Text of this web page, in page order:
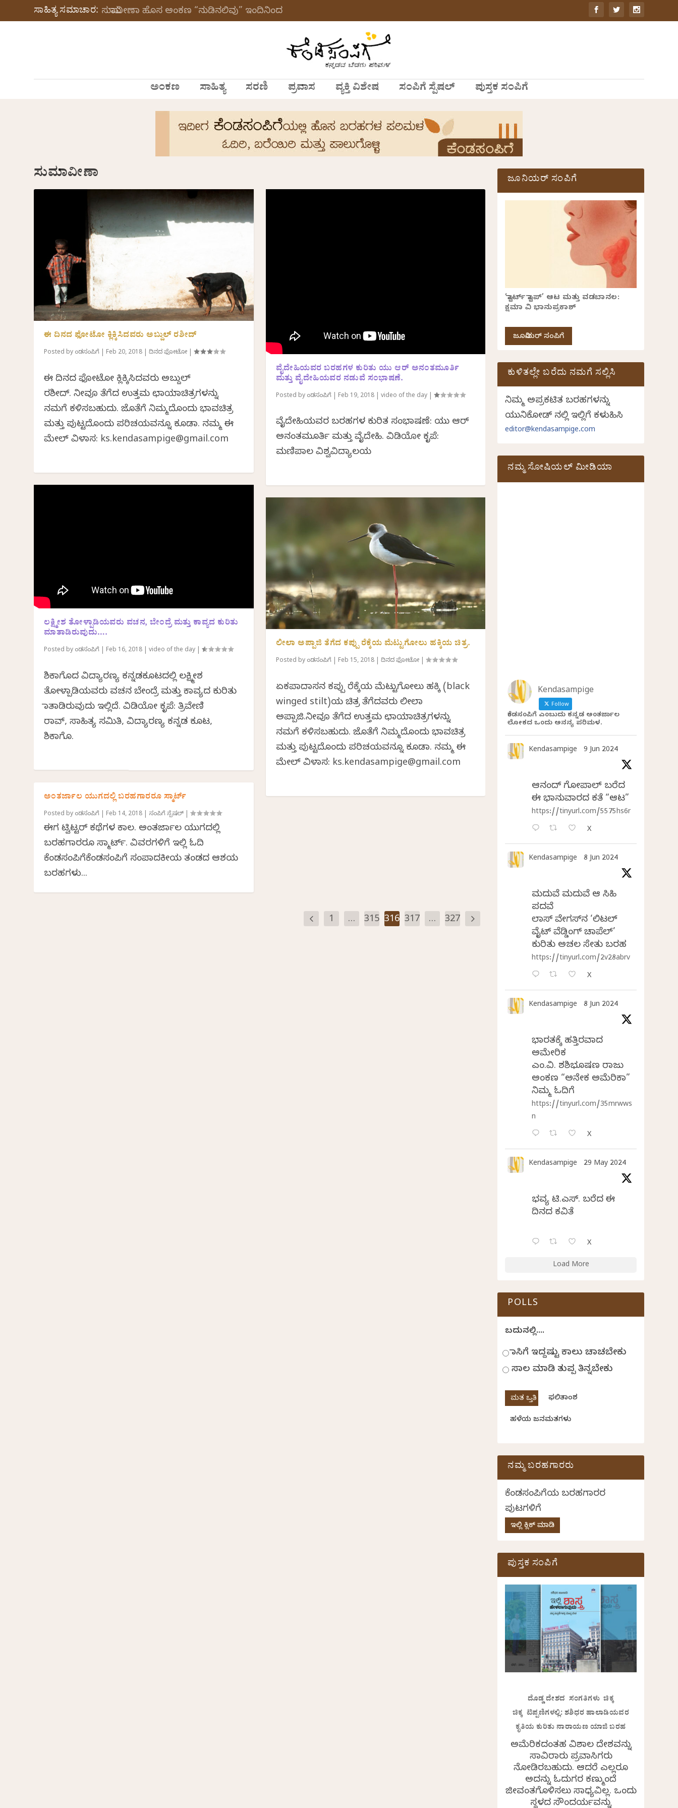
ಸಾಹಿತ್ಯ ಸಮಾಚಾರ: ಸುಮಾವೀಣಾ ಹೊಸ ಅಂಕಣ “ನುಡಿನಲಿವು” ಇಂದಿನಿಂದ
ಅಂಕಣ ಸಾಹಿತ್ಯ ಸರಣಿ ಪ್ರವಾಸ ವ್ಯಕ್ತಿ ವಿಶೇಷ ಸಂಪಿಗೆ ಸ್ಪೆಷಲ್ ಪುಸ್ತಕ ಸಂಪಿಗೆ
ಸುಮಾವೀಣಾ
ಈ ದಿನದ ಫೋಟೋ ಕ್ಲಿಕ್ಕಿಸಿದವರು ಅಬ್ದುಲ್ ರಶೀದ್
Posted by ಕೆಂಡಸಂಪಿಗೆ Feb 20, 2018 |ದಿನದ ಫೋಟೋ |
ಈ ದಿನದ ಫೋಟೋ ಕ್ಲಿಕ್ಕಿಸಿದವರು ಅಬ್ದುಲ್
ರಶೀದ್. ನೀವೂ ತೆಗೆದ ಉತ್ತಮ ಛಾಯಾಚಿತ್ರಗಳನ್ನು
ನಮಗೆ ಕಳಿಸಬಹುದು. ಜೊತೆಗೆ ನಿಮ್ಮದೊಂದು ಭಾವಚಿತ್ರ
ಮತ್ತು ಪುಟ್ಟದೊಂದು ಪರಿಚಯವನ್ನೂ ಕೂಡಾ. ನಮ್ಮ ಈ
ಮೇಲ್ ವಿಳಾಸ: ks.kendasampige@gmail.com
ಲಕ್ಷ್ಮೀಶ ತೋಳ್ಪಾಡಿಯವರು ವಚನ, ಬೇಂದ್ರೆ ಮತ್ತು ಕಾವ್ಯದ ಕುರಿತು
ಮಾತಾಡಿರುವುದು….
Posted by ಕೆಂಡಸಂಪಿಗೆ Feb 16, 2018 |video of the day |
ಶಿಕಾಗೊದ ವಿದ್ಯಾರಣ್ಯ ಕನ್ನಡಕೂಟದಲ್ಲಿ ಲಕ್ಷ್ಮೀಶ
ತೋಳ್ಪಾಡಿಯವರು ವಚನ ಬೇಂದ್ರೆ ಮತ್ತು ಕಾವ್ಯದ ಕುರಿತು
ಮಾತಾಡಿರುವುದು ಇಲ್ಲಿದೆ. ವಿಡಿಯೋ ಕೃಪೆ: ತ್ರಿವೇಣಿ
ರಾವ್, ಸಾಹಿತ್ಯ ಸಮಿತಿ, ವಿದ್ಯಾರಣ್ಯ ಕನ್ನಡ ಕೂಟ,
ಶಿಕಾಗೊ.
ಅಂತರ್ಜಾಲ ಯುಗದಲ್ಲಿ ಬರಹಗಾರರೂ ಸ್ಮಾರ್ಟ್
Posted by ಕೆಂಡಸಂಪಿಗೆ Feb 14, 2018 ಸಂಪಿಗೆ ಸ್ಪೆಷಲ್ |
ಈಗ ಟ್ವಿಟ್ಟರ್ ಕಥೆಗಳ ಕಾಲ. ಅಂತರ್ಜಾಲ ಯುಗದಲ್ಲಿ
ಬರಹಗಾರರೂ ಸ್ಮಾರ್ಟ್. ವಿವರಗಳಿಗೆ ಇಲ್ಲಿ ಓದಿ
ಕೆಂಡಸಂಪಿಗೆಕೆಂಡಸಂಪಿಗೆ ಸಂಪಾದಕೀಯ ತಂಡದ ಆಶಯ
ಬರಹಗಳು...
ವೈದೇಹಿಯವರ ಬರಹಗಳ ಕುರಿತು ಯು ಆರ್ ಅನಂತಮೂರ್ತಿ
ಮತ್ತು ವೈದೇಹಿಯವರ ನಡುವೆ ಸಂಭಾಷಣೆ.
Posted by ಕೆಂಡಸಂಪಿಗೆ Feb 19, 2018| video of the day|
ವೈದೇಹಿಯವರ ಬರಹಗಳ ಕುರಿತ ಸಂಭಾಷಣೆ: ಯು ಆರ್
ಅನಂತಮೂರ್ತಿ ಮತ್ತು ವೈದೇಹಿ. ವಿಡಿಯೋ ಕೃಪೆ:
ಮಣಿಪಾಲ ವಿಶ್ವವಿದ್ಯಾಲಯ
ಲೀಲಾ ಅಪ್ಪಾಜಿ ತೆಗೆದ ಕಪ್ಪು ರೆಕ್ಕೆಯ ಮೆಟ್ಟುಗೋಲು ಹಕ್ಕಿಯ ಚಿತ್ರ.
Posted by ಕೆಂಡಸಂಪಿಗೆ Feb 15, 2018| ದಿನದ ಫೋಟೋ|
ಏಕಪಾದಾಸನ ಕಪ್ಪು ರೆಕ್ಕೆಯ ಮೆಟ್ಟುಗೋಲು ಹಕ್ಕಿ (black
winged stilt)ಯ ಚಿತ್ರ ತೆಗೆದವರು ಲೀಲಾ
ಅಪ್ಪಾಜಿ.ನೀವೂ ತೆಗೆದ ಉತ್ತಮ ಛಾಯಾಚಿತ್ರಗಳನ್ನು
ನಮಗೆ ಕಳಿಸಬಹುದು. ಜೊತೆಗೆ ನಿಮ್ಮದೊಂದು ಭಾವಚಿತ್ರ
ಮತ್ತು ಪುಟ್ಟದೊಂದು ಪರಿಚಯವನ್ನೂ ಕೂಡಾ. ನಮ್ಮ ಈ
ಮೇಲ್ ವಿಳಾಸ: ks.kendasampige@gmail.com
1 … 315 316 317 … 327
ಜೂನಿಯರ್ ಸಂಪಿಗೆ
‘ಸ್ಟಾರ್ಟ್ ಸ್ಟಾಪ್’ ಆಟ ಮತ್ತು ವಡಬಾನಲ:
ಕ್ಷಮಾ ವಿ ಭಾನುಪ್ರಕಾಶ್
ಜೂನಿಯರ್ ಸಂಪಿಗೆ
ಕುಳಿತಲ್ಲೇ ಬರೆದು ನಮಗೆ ಸಲ್ಲಿಸಿ
ನಿಮ್ಮ ಅಪ್ರಕಟಿತ ಬರಹಗಳನ್ನು
ಯುನಿಕೋಡ್ ನಲ್ಲಿ ಇಲ್ಲಿಗೆ ಕಳುಹಿಸಿ
editor@kendasampige.com
ನಮ್ಮ ಸೋಷಿಯಲ್‌ ಮೀಡಿಯಾ
Kendasampige
Follow
ಕೆಂಡಸಂಪಿಗೆ ಎಂಬುದು ಕನ್ನಡ ಅಂತರ್ಜಾಲ
ಲೋಕದ ಒಂದು ಅನನ್ಯ ಪರಿಮಳ.
Kendasampige 9 Jun 2024
ಆನಂದ್‌ ಗೋಪಾಲ್‌ ಬರೆದ
ಈ ಭಾನುವಾರದ ಕತೆ “ಆಟ”
https://tinyurl.com/5575hs6r
X
Kendasampige 8 Jun 2024
ಮದುವೆ ಮದುವೆ ಆ ಸಿಹಿ
ಪದವೆ
ಲಾಸ್‌ ವೇಗಸ್‌ನ ‘ಲಿಟಲ್
ವೈಟ್ ವೆಡ್ಡಿಂಗ್ ಚಾಪೆಲ್’
ಕುರಿತು ಅಚಲ ಸೇತು ಬರಹ
https://tinyurl.com/2v28abrv
X
Kendasampige 8 Jun 2024
ಭಾರತಕ್ಕೆ ಹತ್ತಿರವಾದ
ಅಮೇರಿಕ
ಎಂ.ವಿ. ಶಶಿಭೂಷಣ ರಾಜು
ಅಂಕಣ “ಅನೇಕ ಅಮೆರಿಕಾ”
ನಿಮ್ಮ ಓದಿಗೆ
https://tinyurl.com/35mrwws
n
X
Kendasampige 29 May 2024
ಭವ್ಯ ಟಿ.ಎಸ್. ಬರೆದ ಈ
ದಿನದ ಕವಿತೆ
X
Load More
POLLS
ಬದುಕಿನಲ್ಲಿ....
ಹಾಸಿಗೆ ಇದ್ದಷ್ಟು ಕಾಲು ಚಾಚಬೇಕು
ಸಾಲ ಮಾಡಿ ತುಪ್ಪ ತಿನ್ನಬೇಕು
ಫಲಿತಾಂಶ
ಹಳೆಯ ಜನಮತಗಳು
ನಮ್ಮ ಬರಹಗಾರರು
ಕೆಂಡಸಂಪಿಗೆಯ ಬರಹಗಾರರ
ಪುಟಗಳಿಗೆ
ಇಲ್ಲಿ ಕ್ಲಿಕ್ ಮಾಡಿ
ಪುಸ್ತಕ ಸಂಪಿಗೆ
ದೊಡ್ಡ ದೇಶದ ಸಂಗತಿಗಳು ಚಿಕ್ಕ
ಚಿಕ್ಕ ಟಿಪ್ಪಣಿಗಳಲ್ಲಿ: ಶಶಿಧರ ಹಾಲಾಡಿಯವರ
ಕೃತಿಯ ಕುರಿತು ನಾರಾಯಣ ಯಾಜಿ ಬರಹ
ಅಮೆರಿಕದಂತಹ ವಿಶಾಲ ದೇಶವನ್ನು
ಸಾವಿರಾರು ಪ್ರವಾಸಿಗರು
ನೋಡಿರಬಹುದು. ಆದರೆ ಎಲ್ಲರೂ
ಅದನ್ನು ಓದುಗರ ಕಣ್ಮುಂದೆ
ಜೀವಂತಗೊಳಿಸಲು ಸಾಧ್ಯವಿಲ್ಲ. ಒಂದು
ಸ್ಥಳದ ಸೌಂದರ್ಯವನ್ನು